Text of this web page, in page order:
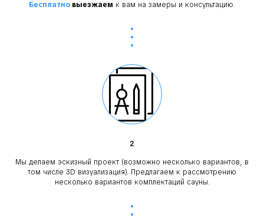
Бесплатно выезжаем к вам на замеры и консультацию.
2
Мы делаем эскизный проект (возможно несколько вариантов, в
том числе 3D визуализация). Предлагаем к рассмотрению
несколько вариантов комплектаций сауны.